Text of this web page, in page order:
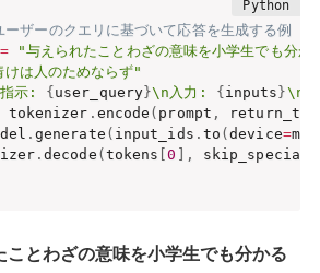
ザーのクエリに基づいて応答を生成する例
=
"与えられたことわざの意味を小学生でも分
けは人のためならず"
示: { user_query }\n入力: { inputs }\n
tokenizer . encode ( prompt ,
. generate ( input_ids . to (device=
.decode ( tokens [0 ,
ことわざの意味を小学生でも分かる